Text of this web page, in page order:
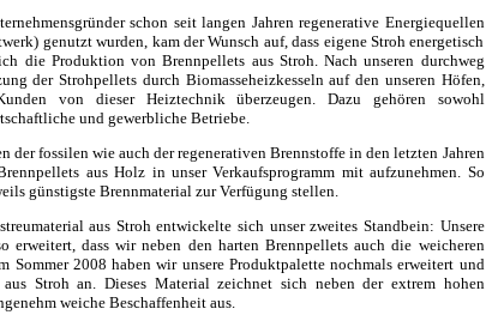
schon seit langen Jahren regenerative Energiequellen
genutzt wurden, kam der Wunsch auf, dass eigene Stroh energetisch
die Produktion von Brennpellets aus Stroh. Nach unseren durchweg
der Strohpellets durch Biomasseheizkesseln auf den unseren Höfen,
von dieser Heiztechnik überzeugen. Dazu gehören sowohl
und gewerbliche Betriebe.
der fossilen wie auch der regenerativen Brennstoffe in den letzten Jahren
aus Holz in unser Verkaufsprogramm mit aufzunehmen. So
günstigste Brennmaterial zur Verfügung stellen.
aus Stroh entwickelte sich unser zweites Standbein: Unsere
erweitert, dass wir neben den harten Brennpellets auch die weicheren
Sommer 2008 haben wir unsere Produktpalette nochmals erweitert und
Stroh an. Dieses Material zeichnet sich neben der extrem hohen
weiche Beschaffenheit aus.